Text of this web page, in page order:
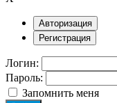
Авторизация
Регистрация
Логин:
Пароль:
Запомнить меня